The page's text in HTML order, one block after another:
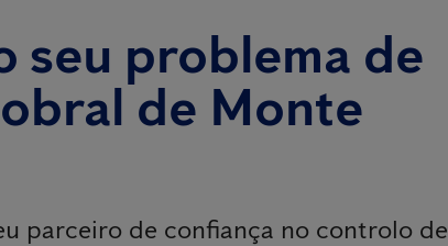
seu problema de
de Monte
parceiro de confiança no controlo de